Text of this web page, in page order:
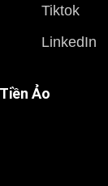
Tiktok
LinkedIn
Ảo